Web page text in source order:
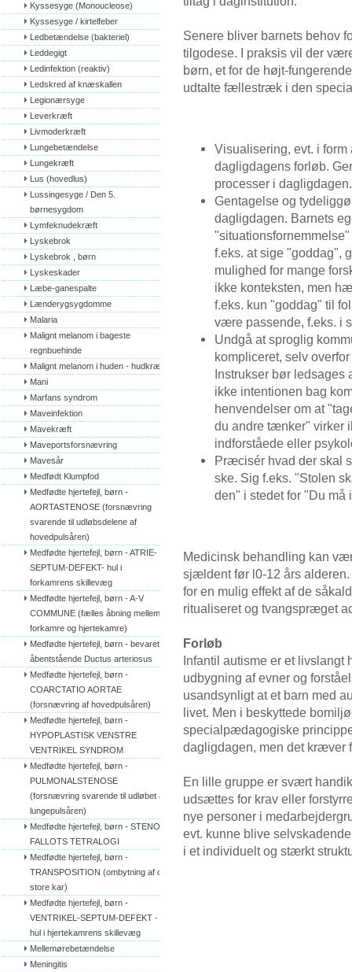
Kyssesyge (Monoucleose)
Kyssesyge / kirtelfeber
Ledbetændelse (bakteriel)
Leddegigt
Ledinfektion (reaktiv)
Ledskred af knæskallen
Legionærsyge
Leverkræft
Livmoderkræft
Lungebetændelse
Lungekræft
Lus (hovedlus)
Lussingesyge / Den 5.
børnesygdom
Lymfeknudekræft
Lyskebrok
Lyskebrok , børn
Lyskeskader
Læbe-ganespalte
Lænderygsygdomme
Malaria
Malignt melanom i bageste
regnbuehinde
Malignt melanom i huden - hudkræft
Mani
Marfans syndrom
Maveinfektion
Mavekræft
Maveportsforsnævring
Mavesår
Medfødt Klumpfod
Medfødte hjertefejl, børn -
AORTASTENOSE (forsnævring
svarende til udløbsdelene af
hovedpulsåren)
Medfødte hjertefejl, børn - ATRIE-
SEPTUM-DEFEKT- hul i
forkamrens skillevæg
Medfødte hjertefejl, børn - A-V
COMMUNE (fælles åbning mellem
forkamre og hjertekamre)
Medfødte hjertefejl, børn - bevaret/
åbentstående Ductus arteriosus
Medfødte hjertefejl, børn -
COARCTATIO AORTAE
(forsnævring af hovedpulsåren)
Medfødte hjertefejl, børn -
HYPOPLASTISK VENSTRE
VENTRIKEL SYNDROM
Medfødte hjertefejl, børn -
PULMONALSTENOSE
(forsnævring svarende til udløbet af
lungepulsåren)
Medfødte hjertefejl, børn - STENO
FALLOTS TETRALOGI
Medfødte hjertefejl, børn -
TRANSPOSITION (ombytning af de
store kar)
Medfødte hjertefejl, børn -
VENTRIKEL-SEPTUM-DEFEKT -
hul i hjertekamrens skillevæg
Mellemørebetændelse
Meningitis
Senere bliver barnets behov
tilgodese. I praksis vil der
børn, et for de højt-
udtalte fællestræk i den
Visualisering, evt. i
dagligdagens forløb.
processer i dagligdagen.
Gentagelse og
dagligdagen. Barnets
f.eks. at sige "goddag",
mulighed for mange
ikke konteksten, men
f.eks. kun "goddag" til
være passende, f.eks. i
Undgå at sproglig
kompliceret, selv
Instrukser bør ledsages
ikke intentionen bag
henvendelser om at
du andre tænker" virker
indforståede eller
Præcisér hvad der skal
ske. Sig f.eks. "Stolen
den" i stedet for "Du må
Medicinsk behandling kan
sjældent før l0-12 års
for en mulig effekt af de
ritualiseret og tvangspræget
Forløb
Infantil autisme er et livslangt
udbygning af evner og
usandsynligt at et barn med
livet. Men i beskyttede
specialpædagogiske
dagligdagen, men det kræver
En lille gruppe er svært
udsættes for krav eller
nye personer i
evt. kunne blive
i et individuelt og stærkt